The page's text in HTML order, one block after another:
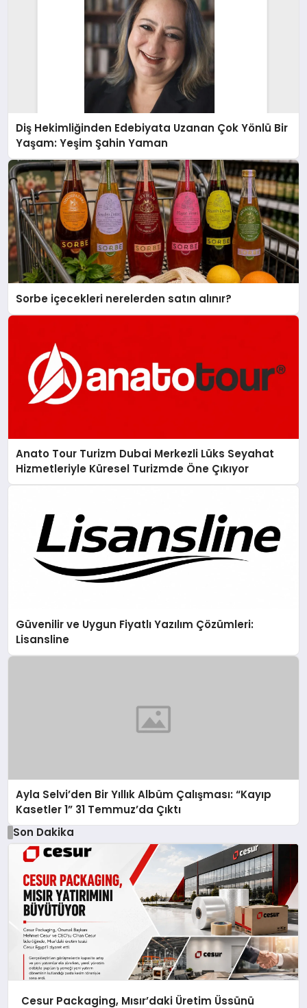
Diş Hekimliğinden Edebiyata Uzanan Çok Yönlü Bir
Yaşam: Yeşim Şahin Yaman
Sorbe içecekleri nerelerden satın alınır?
Anato Tour Turizm Dubai Merkezli Lüks Seyahat
Hizmetleriyle Küresel Turizmde Öne Çıkıyor
Güvenilir ve Uygun Fiyatlı Yazılım Çözümleri:
Lisansline
Ayla Selvi’den Bir Yıllık Albüm Çalışması: “Kayıp
Kasetler 1” 31 Temmuz’da Çıktı
Son Dakika
Cesur Packaging, Mısır’daki Üretim Üssünü